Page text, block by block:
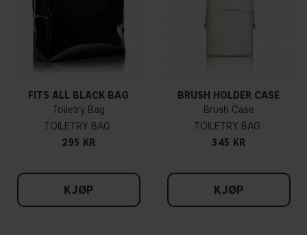
FITS ALL BLACK BAG
Toiletry Bag
TOILETRY BAG
295 KR
KJØP
BRUSH HOLDER CASE
Brush Case
TOILETRY BAG
345 KR
KJØP